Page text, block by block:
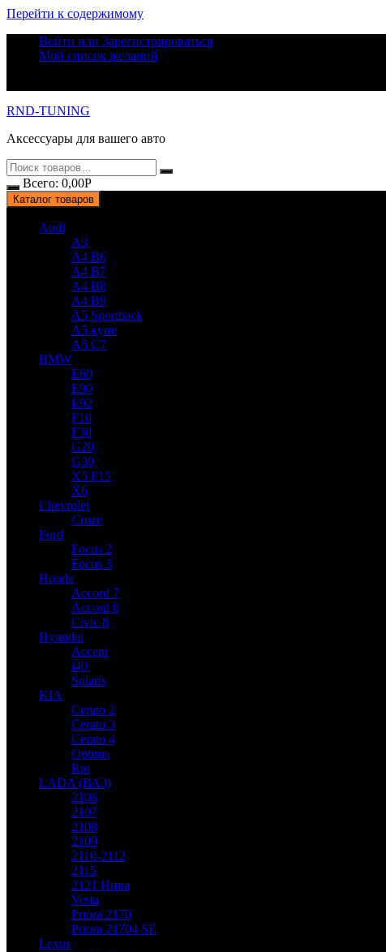
Перейти к содержимому
Войти или Зарегистрироваться
Мой список желаний
RND-TUNING
Аксессуары для вашего авто
Всего: 0,00Р
Каталог товаров
Audi
A3
A4 B6
A4 B7
A4 B8
A4 B9
A5 Sportback
A5 купе
A6 C7
BMW
E60
E90
E92
F10
F30
G20
G30
X5 F15
X6
Chevrolet
Cruze
Ford
Focus 2
Focus 3
Honda
Accord 7
Accord 8
Civic 8
Hyundai
Accent
i40
Solaris
KIA
Cerato 2
Cerato 3
Cerato 4
Optima
Rio
LADA (ВАЗ)
2106
2107
2108
2109
2110-2112
2115
2121 Нива
Vesta
Priora 2170
Priora 21704 SE
Lexus